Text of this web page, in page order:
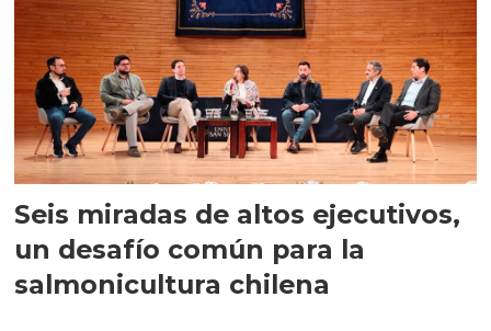
Seis miradas de altos ejecutivos,
un desafío común para la
salmonicultura chilena